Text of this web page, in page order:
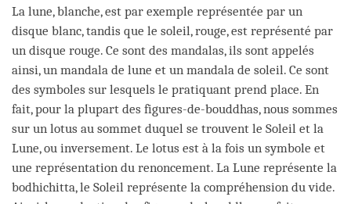
La lune, blanche, est par exemple représentée par un
disque blanc, tandis que le soleil, rouge, est représenté par
un disque rouge. Ce sont des mandalas, ils sont appelés
ainsi, un mandala de lune et un mandala de soleil. Ce sont
des symboles sur lesquels le pratiquant prend place. En
fait, pour la plupart des figures-de-bouddhas, nous sommes
sur un lotus au sommet duquel se trouvent le Soleil et la
Lune, ou inversement. Le lotus est à la fois un symbole et
une représentation du renoncement. La Lune représente la
bodhichitta, le Soleil représente la compréhension du vide.